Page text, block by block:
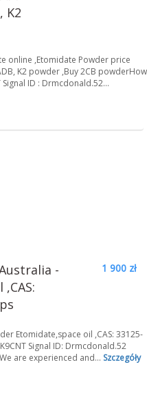
K2
online ,Etomidate Powder price
K2 powder ,Buy 2CB powderHow
ID : Drmcdonald.52...
-
1 900 zł
Etomidate,space oil ,CAS: 33125-
Signal ID: Drmcdonald.52
We are experienced and... Szczegóły